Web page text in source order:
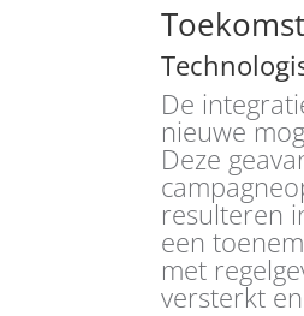
De
nieuwe
Deze
resulteren
een
met
versterkt